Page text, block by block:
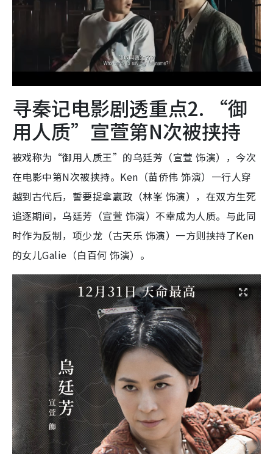
寻秦记电影剧透重点2. “御
用人质”宣萱第N次被挟持
被戏称为“御用人质王”的乌廷芳（宣萱 饰演），今次
在电影中第N次被挟持。Ken（苗侨伟 饰演）一行人穿
越到古代后，誓要捉拿嬴政（林峯 饰演），在双方生死
追逐期间，乌廷芳（宣萱 饰演）不幸成为人质。与此同
时作为反制，项少龙（古天乐 饰演）一方则挟持了Ken
的女儿Galie（白百何 饰演）。